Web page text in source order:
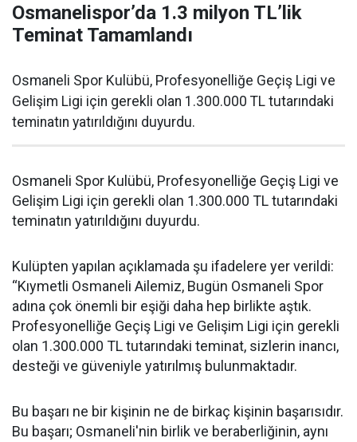
Osmanelispor’da 1.3 milyon TL’lik
Teminat Tamamlandı
Osmaneli Spor Kulübü, Profesyonelliğe Geçiş Ligi ve
Gelişim Ligi için gerekli olan 1.300.000 TL tutarındaki
teminatın yatırıldığını duyurdu.
Osmaneli Spor Kulübü, Profesyonelliğe Geçiş Ligi ve
Gelişim Ligi için gerekli olan 1.300.000 TL tutarındaki
teminatın yatırıldığını duyurdu.
Kulüpten yapılan açıklamada şu ifadelere yer verildi:
“Kıymetli Osmaneli Ailemiz, Bugün Osmaneli Spor
adına çok önemli bir eşiği daha hep birlikte aştık.
Profesyonelliğe Geçiş Ligi ve Gelişim Ligi için gerekli
olan 1.300.000 TL tutarındaki teminat, sizlerin inancı,
desteği ve güveniyle yatırılmış bulunmaktadır.
Bu başarı ne bir kişinin ne de birkaç kişinin başarısıdır.
Bu başarı; Osmaneli'nin birlik ve beraberliğinin, aynı